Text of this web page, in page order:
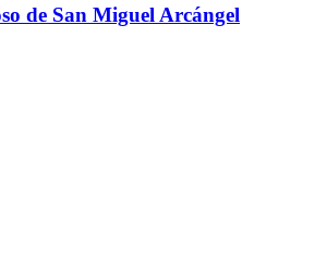
de San Miguel Arcángel